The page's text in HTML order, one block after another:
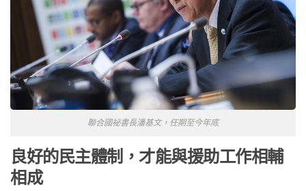
聯合國祕書長潘基文，任期至今年底
良好的民主體制，才能與援助工作相輔
相成